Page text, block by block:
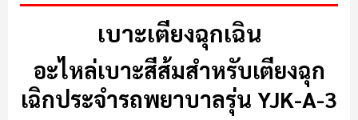
เบาะเตียงฉุกเฉิน
อะไหล่เบาะสีส้มสำหรับเตียงฉุก
เฉิกประจำรถพยาบาลรุ่น YJK-A-3